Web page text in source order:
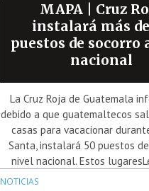
MAPA | Cruz
instalará más
puestos de socorro
nacional
La Cruz Roja de Guatemala
debido a que guatemaltecos
casas para vacacionar
Santa, instalará 50 puestos
nivel nacional. Estos
NOTICIAS